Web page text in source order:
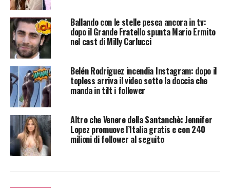
Ballando con le stelle pesca ancora in tv:
dopo il Grande Fratello spunta Mario Ermito
nel cast di Milly Carlucci
Belén Rodriguez incendia Instagram: dopo il
topless arriva il video sotto la doccia che
manda in tilt i follower
Altro che Venere della Santanchè: Jennifer
Lopez promuove l’Italia gratis e con 240
milioni di follower al seguito